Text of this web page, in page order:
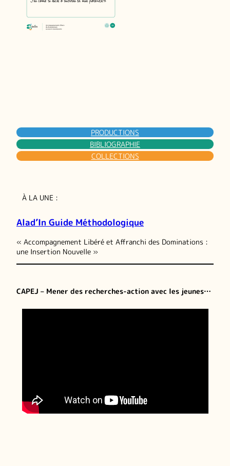
PRODUCTIONS
BIBLIOGRAPHIE
COLLECTIONS
À LA UNE :
Alad’In Guide Méthodologique
« Accompagnement Libéré et Affranchi des Dominations :
une Insertion Nouvelle »
CAPEJ – Mener des recherches-action avec les jeunes…